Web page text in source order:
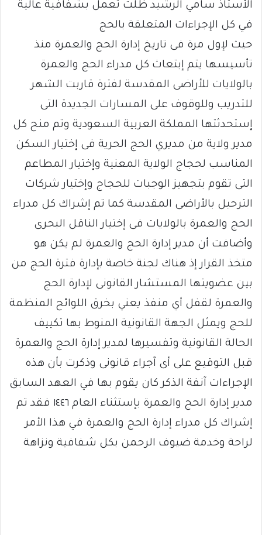
الأستاذ سامي الرشيد ظلت تعمل بشفافية عالية
في كل الإجراءات المتعلقة بالحج
حيث لإول مرة فى تاريخ إدارة الحج والعمرة منذ
تأسيسها يتم إبتعاث كل مدراء الحج والعمرة
بالولايات للأراضى المقدسة لفترة قاربت الشهر
للتدريب وللوقوف على المسارات الجديدة التى
إستحدثتها المملكة العربية السعودية وتم منح كل
مدير ولاية من مديري الحج الحرية فى إختيار السكن
المناسب لحجاج الولاية المعنية وإختيار المطاعم
التى تقوم بتجهيز الوجبات للحجاج وإختيار شركات
الترحيل بالأراضى المقدسة كما تم إشراك كل مدراء
الحج والعمرة بالولايات فى إختيار الناقل البحرى
وأضافت أن مدير إدارة الحج والعمرة لم يكن هو
متخذ القرار إذ هناك لجنة خاصة بإدارة فترة الحج من
بين عضويتها المستشار القانونى لإدارة الحج
والعمرة لقفل أي منفذ يعني بخرق اللوائح المنظمة
للحج ويمثل الجهة القانونية المنوط بها تكييف
الحالة القانونية وتفسيرها لمدير إدارة الحج والعمرة
قبل التوقيع على أى آجراء قانونى وذكرت بأن هذه
الإجراءات آنفة الذكر كان يقوم بها في العهد السابق
مدير إدارة الحج والعمرة بإستثناء العام ١٤٤٦ فقد تم
إشراك كل مدراء إدارة الحج والعمرة في هذا الأمر
لراحة وخدمة ضيوف الرحمن بكل شفافية ونزاهة